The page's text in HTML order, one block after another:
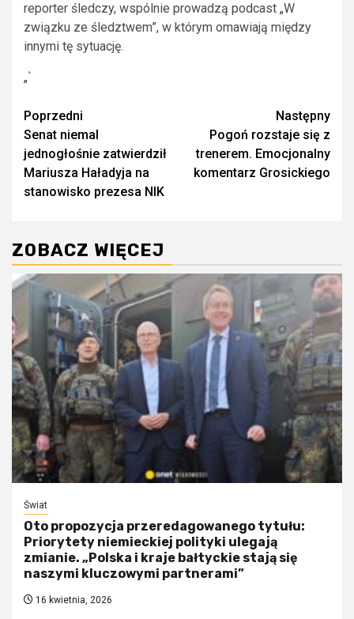
reporter śledczy, wspólnie prowadzą podcast „W
związku ze śledztwem”, w którym omawiają między
innymi tę sytuację.
„`
Zobacz
wpisy
Poprzedni
Senat niemal
jednogłośnie zatwierdził
Mariusza Haładyja na
stanowisko prezesa NIK
Następny
Pogoń rozstaje się z
trenerem. Emocjonalny
komentarz Grosickiego
ZOBACZ WIĘCEJ
Świat
Oto propozycja przeredagowanego tytułu:
Priorytety niemieckiej polityki ulegają
zmianie. „Polska i kraje bałtyckie stają się
naszymi kluczowymi partnerami”
16 kwietnia, 2026